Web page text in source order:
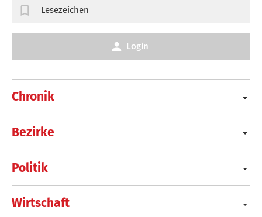
Chronik
Bezirke
Politik
Wirtschaft
Lesezeichen
Login